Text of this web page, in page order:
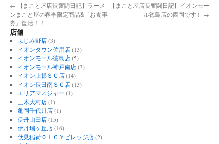
← 【まこと屋店長奮闘日記】ラーメ
ンまこと屋の春季限定商品&『お食事
券』復活！！
【まこと屋店長奮闘日記】イオンモー
ル徳島店の西岡です！ →
店舗
ふじみ野店(3)
イオンタウン佐用店(13)
イオンモール徳島店(5)
イオンモール神戸南店(3)
イオン上郡ＳＣ店(14)
イオン長田南ＳＣ店(13)
エリアマネジャー (1)
三木大村店(1)
亀岡千代川店(1)
伊丹山田店(15)
伊丹瑞ヶ丘店(16)
伏見稲荷ＯＩＣＹビレッジ店(2)